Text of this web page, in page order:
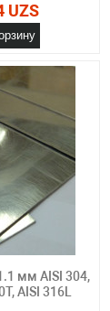
UZS
мм AISI 304,
AISI 316L